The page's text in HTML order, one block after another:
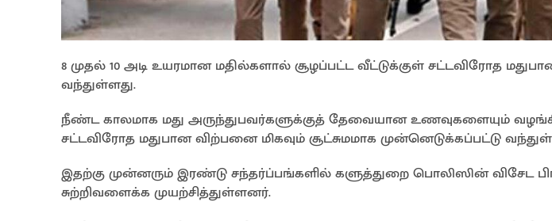
8 முதல் 10 அடி உயரமான மதில்களால் சூழப்பட்ட வீட்டுக்குள் சட்டவிரோத
வந்துள்ளது.
நீண்ட காலமாக மது அருந்துபவர்களுக்குத் தேவையான உணவுகளையும்
சட்டவிரோத மதுபான விற்பனை மிகவும் சூட்சுமமாக முன்னெடுக்கப்பட்டு
இதற்கு முன்னரும் இரண்டு சந்தர்ப்பங்களில் களுத்துறை பொலிஸின் விசேட
சுற்றிவளைக்க முயற்சித்துள்ளனர்.